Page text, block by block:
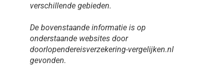
verschillende gebieden.
De bovenstaande informatie is op
onderstaande websites door
doorlopendereisverzekering-vergelijken.nl
gevonden.